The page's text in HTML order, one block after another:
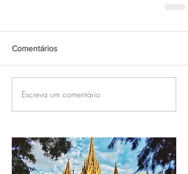
Comentários
Escreva um comentário